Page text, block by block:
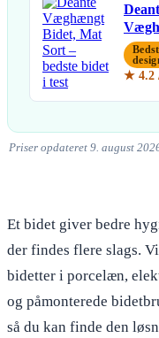
Sort
★ 4.2
Priser opdateret 9. august
Et bidet giver bedre
der findes flere slags.
bidetter i porcelæn,
og påmonterede
så du kan finde den